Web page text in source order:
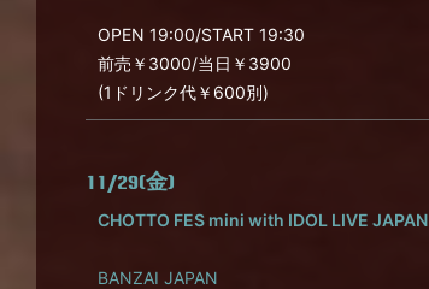
OPEN 19:00/START 19:30
前売￥3000/当日￥3900
(1ドリンク代￥600別)
11/29(金)
CHOTTO FES mini with IDOL LIVE JAPAN
BANZAI JAPAN